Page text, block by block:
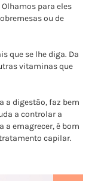
para eles
ou de
que se lhe diga. Da
vitaminas que
a digestão, faz bem
a controlar a
a emagrecer, é bom
capilar.